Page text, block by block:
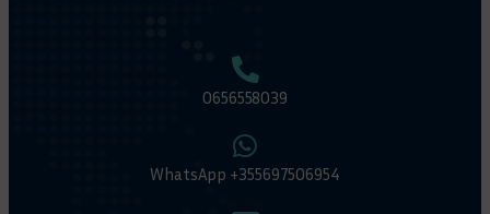
0656558039
WhatsApp +355697506954